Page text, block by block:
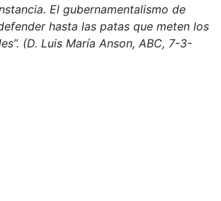
El gubernamentalismo de
hasta las patas que meten los
(D. Luis María Anson, ABC, 7-3-